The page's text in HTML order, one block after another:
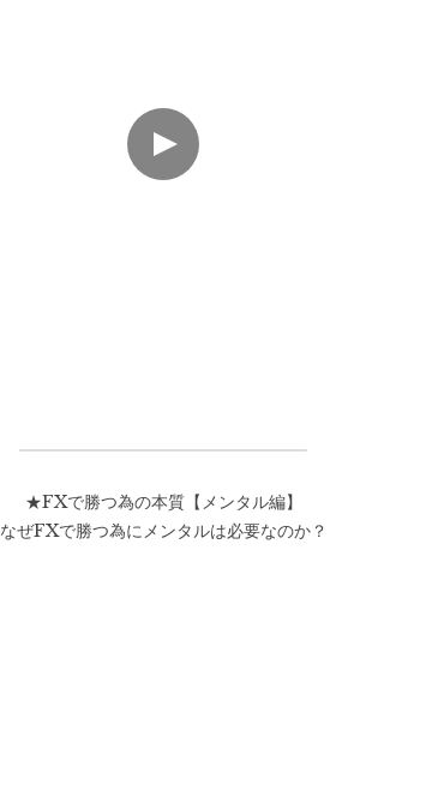
★FXで勝つ為の本質【メンタル編】
なぜFXで勝つ為にメンタルは必要なのか？